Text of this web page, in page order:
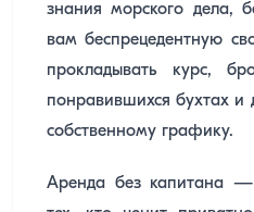
знания морского дела,
вам беспрецедентную
прокладывать курс,
понравившихся бухтах и
собственному графику.
Аренда без капитана